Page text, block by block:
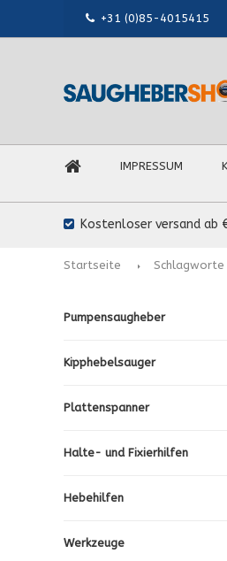
+31 (0)85-4015415
IMPRESSUM
Kostenloser versand ab
Startseite Schlagworte
Pumpensaugheber
Kipphebelsauger
Plattenspanner
Halte- und Fixierhilfen
Hebehilfen
Werkzeuge